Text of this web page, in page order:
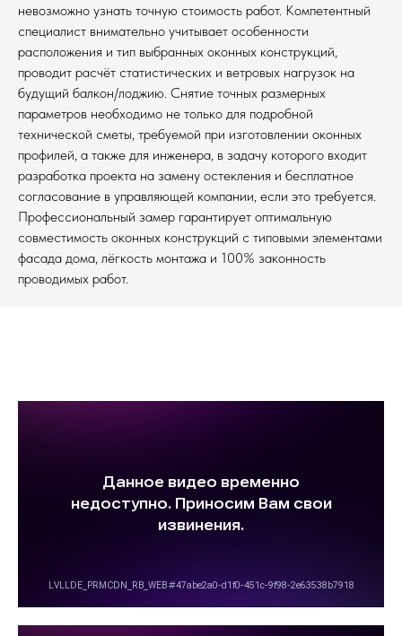
невозможно узнать точную стоимость работ. Компетентный
специалист внимательно учитывает особенности
расположения и тип выбранных оконных конструкций,
проводит расчёт статистических и ветровых нагрузок на
будущий балкон/лоджию. Снятие точных размерных
параметров необходимо не только для подробной
технической сметы, требуемой при изготовлении оконных
профилей, а также для инженера, в задачу которого входит
разработка проекта на замену остекления и бесплатное
согласование в управляющей компании, если это требуется.
Профессиональный замер гарантирует оптимальную
совместимость оконных конструкций с типовыми элементами
фасада дома, лёгкость монтажа и 100% законность
проводимых работ.